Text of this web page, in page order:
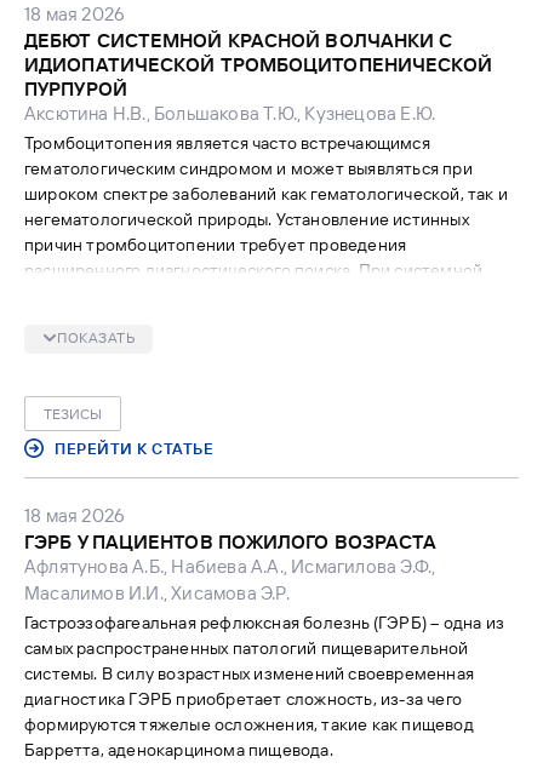
18 мая 2026
ДЕБЮТ СИСТЕМНОЙ КРАСНОЙ ВОЛЧАНКИ С
ИДИОПАТИЧЕСКОЙ ТРОМБОЦИТОПЕНИЧЕСКОЙ
ПУРПУРОЙ
Аксютина Н.В., Большакова Т.Ю., Кузнецова Е.Ю.
Тромбоцитопения является часто встречающимся
гематологическим синдромом и может выявляться при
широком спектре заболеваний как гематологической, так и
негематологической природы. Установление истинных
причин тромбоцитопении требует проведения
расширенного диагностического поиска. При системной
может быть первым проявлением этого заболевания.
ПОКАЗАТЬ
ТЕЗИСЫ
ПЕРЕЙТИ К СТАТЬЕ
18 мая 2026
ГЭРБ У ПАЦИЕНТОВ ПОЖИЛОГО ВОЗРАСТА
Афлятунова А.Б., Набиева А.А., Исмагилова Э.Ф.,
Масалимов И.И., Хисамова Э.Р.
Гастроэзофагеальная рефлюксная болезнь (ГЭРБ) – одна из
самых распространенных патологий пищеварительной
системы. В силу возрастных изменений своевременная
диагностика ГЭРБ приобретает сложность, из-за чего
формируются тяжелые осложнения, такие как пищевод
Барретта, аденокарцинома пищевода.